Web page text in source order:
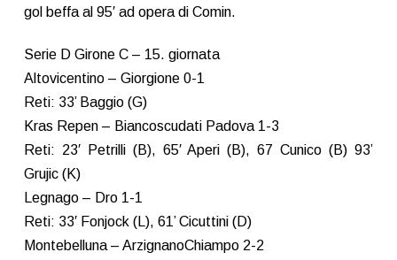
gol beffa al 95′ ad opera di Comin.
Serie D Girone C – 15. giornata
Altovicentino – Giorgione 0-1
Reti: 33’ Baggio (G)
Kras Repen – Biancoscudati Padova 1-3
Reti: 23′ Petrilli (B), 65′ Aperi (B), 67 Cunico (B) 93’
Grujic (K)
Legnago – Dro 1-1
Reti: 33′ Fonjock (L), 61’ Cicuttini (D)
Montebelluna – ArzignanoChiampo 2-2